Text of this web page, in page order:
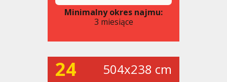
Minimalny okres najmu:
3 miesiące
24 504x238 cm